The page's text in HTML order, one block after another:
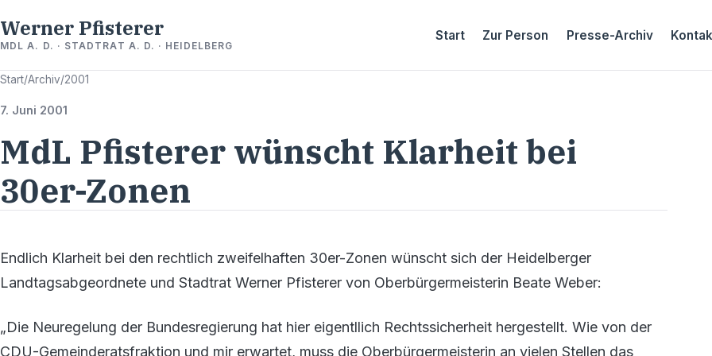
Werner Pfisterer
MDL A. D. · STADTRAT A. D. · HEIDELBERG
Start Zur Person Presse-Archiv
Start/Archiv/2001
7. Juni 2001
MdL Pfisterer wünscht Klarheit bei
30er-Zonen
Endlich Klarheit bei den rechtlich zweifelhaften 30er-Zonen wünscht sich der Heidelberger
Landtagsabgeordnete und Stadtrat Werner Pfisterer von Oberbürgermeisterin Beate Weber:
„Die Neuregelung der Bundesregierung hat hier eigentllich Rechtssicherheit hergestellt. Wie von der
CDU-Gemeinderatsfraktion und mir erwartet, muss die Oberbürgermeisterin an vielen Stellen das